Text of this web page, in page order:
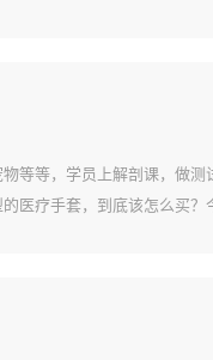
等等，学员上解剖课，做
医疗手套，到底该怎么买？